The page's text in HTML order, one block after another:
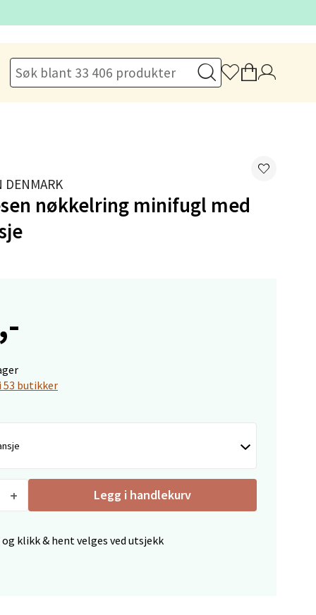
DENMARK
nøkkelring minifugl med
53 butikker
Legg i handlekurv
klikk & hent velges ved utsjekk